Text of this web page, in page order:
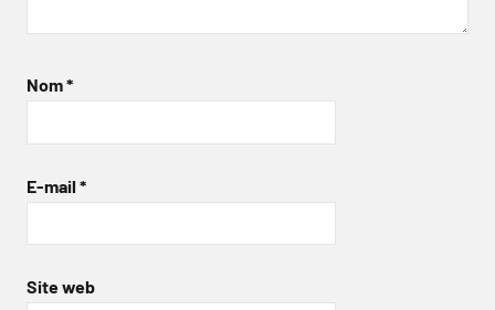
Nom*
E-mail *
Site web